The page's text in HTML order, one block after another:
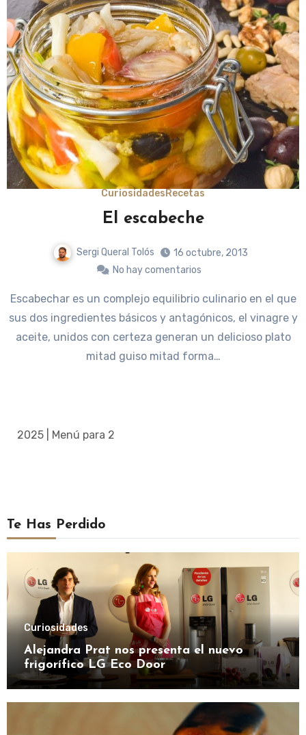
Curiosidades Recetas
El escabeche
Sergi Queral Tolós
16 octubre, 2013
No hay comentarios
Escabechar es un complejo equilibrio culinario en el que
sus dos ingredientes básicos y antagónicos, el vinagre y
aceite, unidos con certeza generan un delicioso plato
mitad guiso mitad forma…
2025 | Menú para 2
Te Has Perdido
Curiosidades
Alejandra Prat nos presenta el nuevo
frigorífico LG Eco Door